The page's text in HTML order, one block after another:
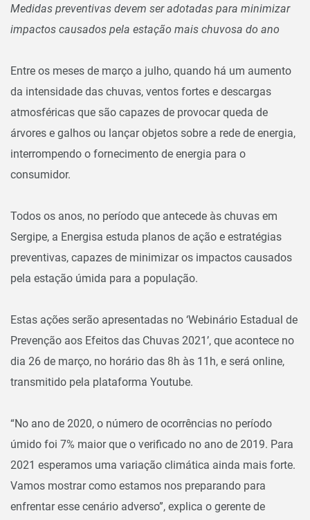
Medidas preventivas devem ser adotadas para minimizar
impactos causados pela estação mais chuvosa do ano
Entre os meses de março a julho, quando há um aumento
da intensidade das chuvas, ventos fortes e descargas
atmosféricas que são capazes de provocar queda de
árvores e galhos ou lançar objetos sobre a rede de energia,
interrompendo o fornecimento de energia para o
consumidor.
Todos os anos, no período que antecede às chuvas em
Sergipe, a Energisa estuda planos de ação e estratégias
preventivas, capazes de minimizar os impactos causados
pela estação úmida para a população.
Estas ações serão apresentadas no ‘Webinário Estadual de
Prevenção aos Efeitos das Chuvas 2021’, que acontece no
dia 26 de março, no horário das 8h às 11h, e será online,
transmitido pela plataforma Youtube.
“No ano de 2020, o número de ocorrências no período
úmido foi 7% maior que o verificado no ano de 2019. Para
2021 esperamos uma variação climática ainda mais forte.
Vamos mostrar como estamos nos preparando para
enfrentar esse cenário adverso”, explica o gerente de